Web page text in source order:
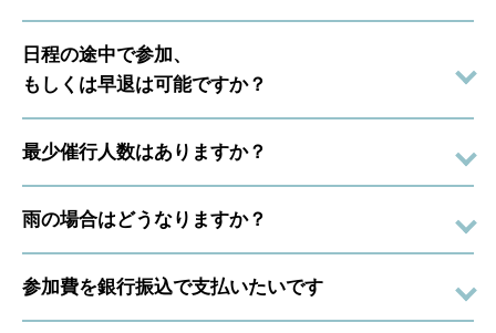
日程の途中で参加、
もしくは早退は可能ですか？
最少催行人数はありますか？
雨の場合はどうなりますか？
参加費を銀行振込で支払いたいです